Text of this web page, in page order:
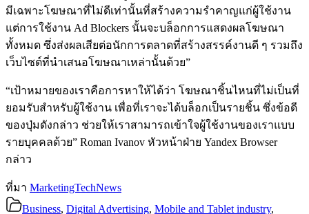
มีเฉพาะโฆษณาที่ไม่ดีเท่านั้นที่สร้างความรำคาญแก่ผู้ใช้งาน
แต่การใช้งาน Ad Blockers นั้นจะบล็อกการแสดงผลโฆษณา
ทั้งหมด ซึ่งส่งผลเสียต่อนักการตลาดที่สร้างสรรค์งานดี ๆ รวมถึง
เว็บไซต์ที่นำเสนอโฆษณาเหล่านั้นด้วย”
“เป้าหมายของเราคือการหาให้ได้ว่า โฆษณาชิ้นไหนที่ไม่เป็นที่
ยอมรับสำหรับผู้ใช้งาน เพื่อที่เราจะได้บล็อกเป็นรายชิ้น ซึ่งข้อดี
ของปุ่มดังกล่าว ช่วยให้เราสามารถเข้าใจผู้ใช้งานของเราแบบ
รายบุคคลด้วย” Roman Ivanov หัวหน้าฝ่าย Yandex Browser
กล่าว
ที่มา MarketingTechNews
Business, Digital Advertising, Mobile and Tablet industry,